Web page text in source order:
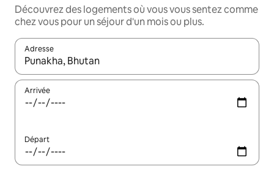
Découvrez des logements où vous vous sentez comme
chez vous pour un séjour d'un mois ou plus.
Adresse
Lorsque les résultats s'affichent, utilisez les flèches vers le
Arrivée
Départ